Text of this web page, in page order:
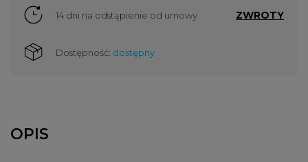
14 dni na odstąpienie od umowy ZWROTY
Dostępność: dostępny
OPIS